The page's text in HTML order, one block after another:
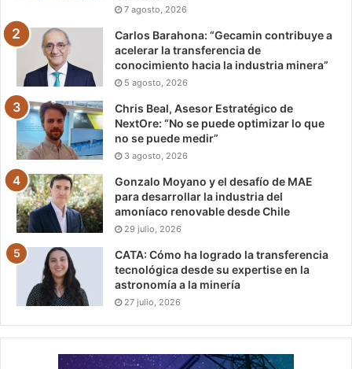
7 agosto, 2026
Carlos Barahona: “Gecamin contribuye a
acelerar la transferencia de
conocimiento hacia la industria minera”
5 agosto, 2026
Chris Beal, Asesor Estratégico de
NextOre: “No se puede optimizar lo que
no se puede medir”
3 agosto, 2026
Gonzalo Moyano y el desafío de MAE
para desarrollar la industria del
amoníaco renovable desde Chile
29 julio, 2026
CATA: Cómo ha logrado la transferencia
tecnológica desde su expertise en la
astronomía a la minería
27 julio, 2026